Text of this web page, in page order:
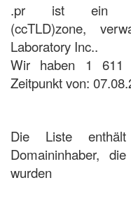
.pr ist ein
(ccTLD)zone,
Laboratory Inc..
Wir haben 1 611
Zeitpunkt von:
Die Liste
Domaininhaber,
wurden